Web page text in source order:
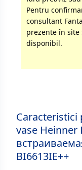
Pentru
consultant
prezente în
disponibil.
Caracteristici
vase
BI6613IE++